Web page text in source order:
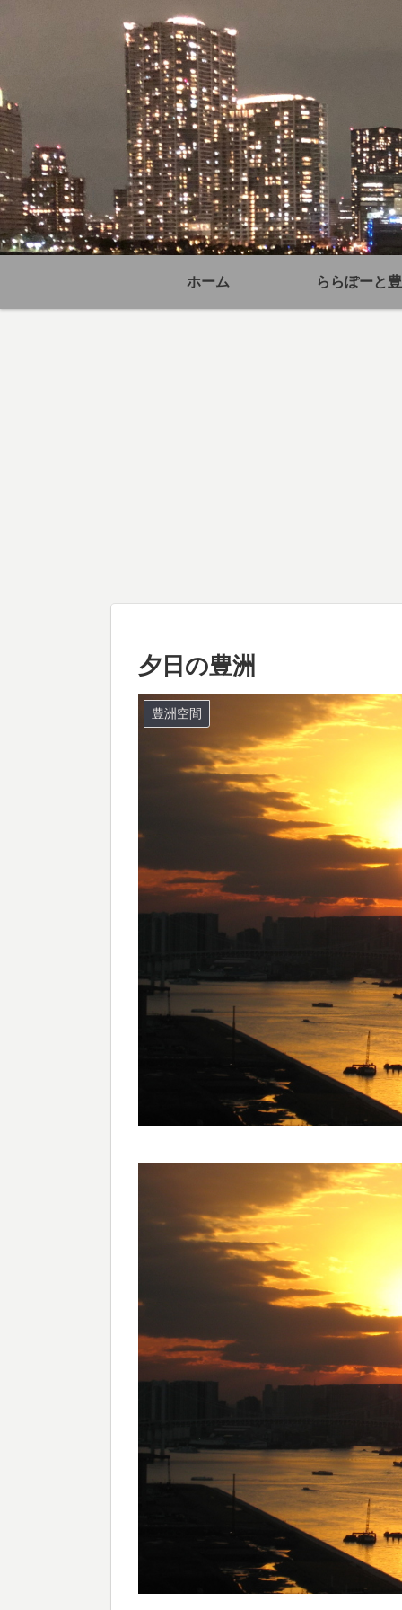
ホーム ららぽーと
夕日の豊洲
豊洲空間